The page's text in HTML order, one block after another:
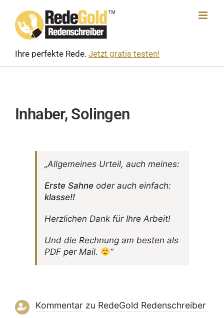
content
Ihre perfekte Rede. Jetzt gratis testen!
Inhaber, Solingen
„Allge­meines Urteil, auch meines:
Erste Sahne oder auch einfach:
klasse!!
Herz­li­chen Dank für Ihre Arbeit!
Und die Rech­nungam besten als
PDF per Mail.
“
Kommentarzu RedeGold Reden­schreiber